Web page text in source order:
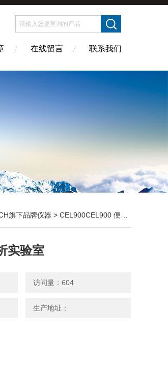
在线留言 联系我们
旗下品牌仪器 > CEL900CEL900 便携分析实验室
实验室
访问量：604
生产地址：